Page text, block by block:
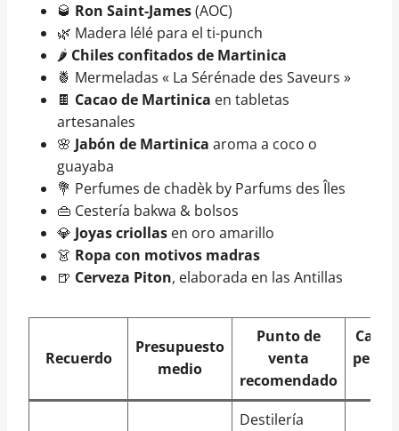
🥃 Ron Saint-James(AOC)
🌿 Madera lélé para el ti-punch
🌶️ Chiles confitados de Martinica
🍍 Mermeladas « La Sérénade des Saveurs »
🍫 Cacao de Martinica en tabletas
artesanales
🌸 Jabón de Martinica aroma a coco o
guayaba
💐 Perfumes de chadèk by Parfums des Îles
👜 Cestería bakwa & bolsos
💎 Joyas criollas en oro amarillo
👗 Ropa con motivos madras
🍺 Cerveza Piton, elaborada en las Antillas
Recuerdo
Presupuesto
medio
Punto de
venta
recomendado
Destilería